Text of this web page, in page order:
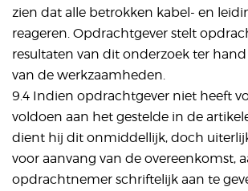
zien dat alle betrokken kabel- en
reageren. Opdrachtgever stelt
resultaten van dit onderzoek ter
van de werkzaamheden.
9.4 Indien opdrachtgever niet heeft
voldoen aan het gestelde in de
dient hij dit onmiddellijk, doch
voor aanvang van de overeenkomst,
opdrachtnemer schriftelijk aan te